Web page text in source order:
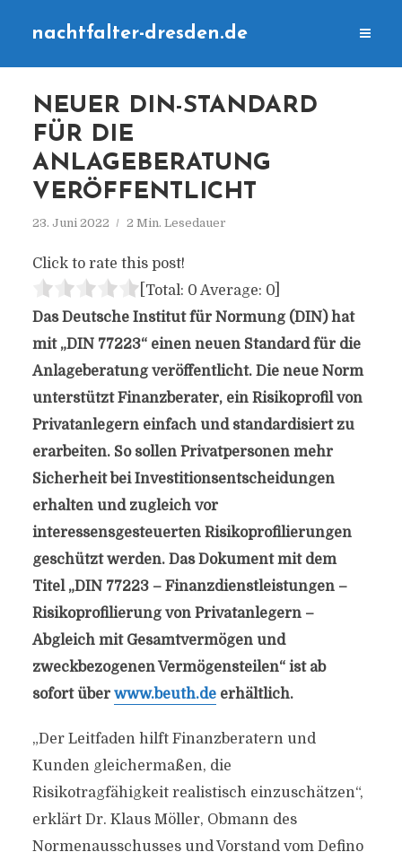
nachtfalter-dresden.de
NEUER DIN-STANDARD
FÜR DIE
ANLAGEBERATUNG
VERÖFFENTLICHT
23. Juni 2022 2 Min. Lesedauer
Click to rate this post!
[Total: 0 Average: 0]
Das Deutsche Institut für Normung (DIN) hat
mit „DIN 77223“ einen neuen Standard für die
Anlageberatung veröffentlicht. Die neue Norm
unterstützt Finanzberater, ein Risikoprofil von
Privatanlegern einfach und standardisiert zu
erarbeiten. So sollen Privatpersonen mehr
Sicherheit bei Investitionsentscheidungen
erhalten und zugleich vor
interessensgesteuerten Risikoprofilierungen
geschützt werden. Das Dokument mit dem
Titel „DIN 77223 – Finanzdienstleistungen –
Risikoprofilierung von Privatanlegern –
Abgleich mit Gesamtvermögen und
zweckbezogenen Vermögensteilen“ ist ab
sofort über www.beuth.deerhältlich.
„Der Leitfaden hilft Finanzberatern und
Kunden gleichermaßen, die
Risikotragfähigkeit realistisch einzuschätzen“,
erklärt Dr. Klaus Möller, Obmann des
Normenausschusses und Vorstand vom Defino